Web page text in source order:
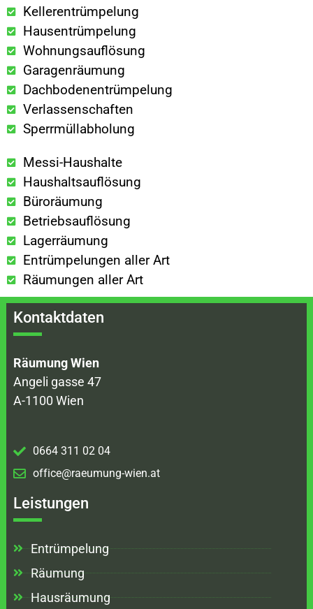
Kellerentrümpelung
Hausentrümpelung
Wohnungsauflösung
Garagenräumung
Dachbodenentrümpelung
Verlassenschaften
Sperrmüllabholung
Messi-Haushalte
Haushaltsauflösung
Büroräumung
Betriebsauflösung
Lagerräumung
Entrümpelungen aller Art
Räumungen aller Art
Kontaktdaten
Räumung Wien
Angeli gasse 47
A-1100 Wien
0664 311 02 04
office@raeumung-wien.at
Leistungen
Entrümpelung
Räumung
Hausräumung